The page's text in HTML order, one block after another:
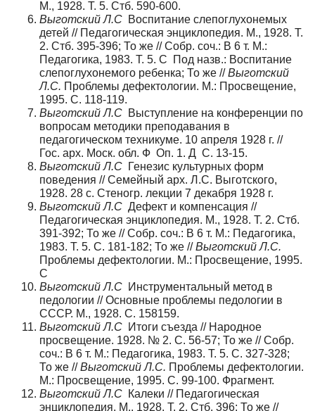
М., 1928. Т. 5. Стб. 590-600.
Выготский Л.С Воспитание слепоглухонемых
детей // Педагогическая энциклопедия. М., 1928. Т.
2. Стб. 395-396; То же // Собр. соч.: В 6 т. М.:
Педагогика, 1983. Т. 5. С Под назв.: Воспитание
слепоглухонемого ребенка; То же //Выготский
Л.С. Проблемы дефектологии. М.: Просвещение,
1995. С. 118-119.
Выготский Л.С Выступление на конференции по
вопросам методики преподавания в
педагогическом техникуме. 10 апреля 1928 г. //
Гос. арх. Моск. обл. Ф Оп. 1. Д С. 13-15.
Выготский Л.С Генезис культурных форм
поведения // Семейный арх. Л.С. Выготского,
1928. 28 с. Стеногр. лекции 7 декабря 1928 г.
Выготский Л.С Дефект и компенсация //
Педагогическая энциклопедия. М., 1928. Т. 2. Стб.
391-392; То же // Собр. соч.: В 6 т. М.: Педагогика,
1983. Т. 5. С. 181-182; То же //Выготский Л.С.
Проблемы дефектологии. М.: Просвещение, 1995.
С
Выготский Л.С Инструментальный метод в
педологии // Основные проблемы педологии в
СССР. М., 1928. С. 158159.
Выготский Л.С Итоги съезда // Народное
просвещение. 1928. № 2. С. 56-57; То же // Собр.
соч.: В 6 т. М.: Педагогика, 1983. Т. 5. С. 327-328;
То же //Выготский Л.С. Проблемы дефектологии.
М.: Просвещение, 1995. С. 99-100. Фрагмент.
Выготский Л.С Калеки // Педагогическая
энциклопедия. М., 1928. Т. 2. Стб. 396; То же //